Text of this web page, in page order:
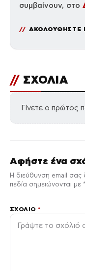
συμβαίνουν, στο
ΑΚΟΛΟΥΘΗΣΤΕ
// ΣΧΟΛΙΑ
Γίνετε ο πρώτος
Αφήστε ένα
Η διεύθυνση email σας
πεδία σημειώνονται με
ΣΧΌΛΙΟ*